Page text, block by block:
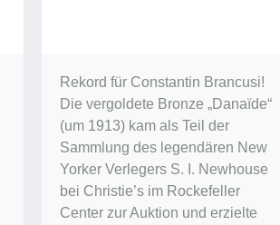
Rekord für Constantin Brancusi!
Die vergoldete Bronze „Danaïde“
(um 1913) kam als Teil der
Sammlung des legendären New
Yorker Verlegers S. I. Newhouse
bei Christie’s im Rockefeller
Center zur Auktion und erzielte